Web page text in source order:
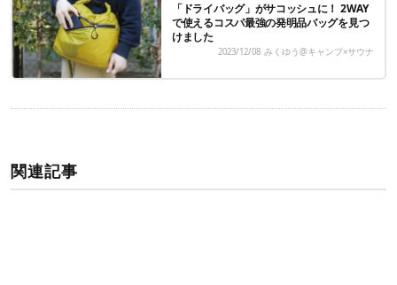
「ドライバッグ」がサコッシュに！ 2WAY
で使えるコスパ最強の発明品バッグを見つ
けました
2023/12/08 みくゆう@キャンプ×サウナ
関連記事